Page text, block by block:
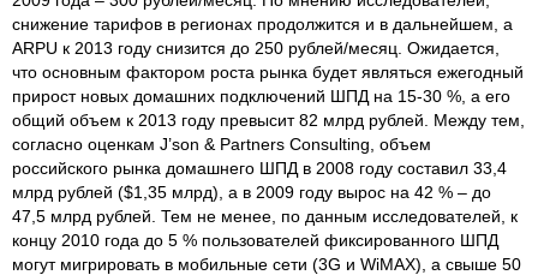
снижение тарифов в регионах продолжится и в дальнейшем, а
ARPU к 2013 году снизится до 250 рублей/месяц. Ожидается,
что основным фактором роста рынка будет являться ежегодный
прирост новых домашних подключений ШПД на 15-30 %, а его
общий объем к 2013 году превысит 82 млрд рублей. Между тем,
согласно оценкам J’son & Partners Consulting, объем
российского рынка домашнего ШПД в 2008 году составил 33,4
млрд рублей ($1,35 млрд), а в 2009 году вырос на 42 % – до
47,5 млрд рублей. Тем не менее, по данным исследователей, к
концу 2010 года до 5 % пользователей фиксированного ШПД
могут мигрировать в мобильные сети (3G и WiMAX), а свыше 50